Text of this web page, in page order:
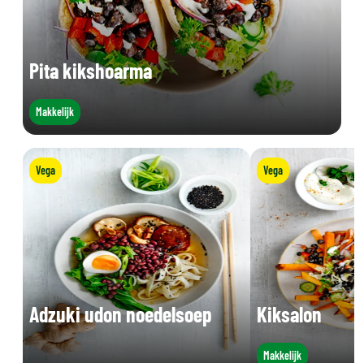
Pita kikshoarma
Makkelijk
Vega
Adzuki udon noedelsoep
Vega
Kiksalon
Makkelijk